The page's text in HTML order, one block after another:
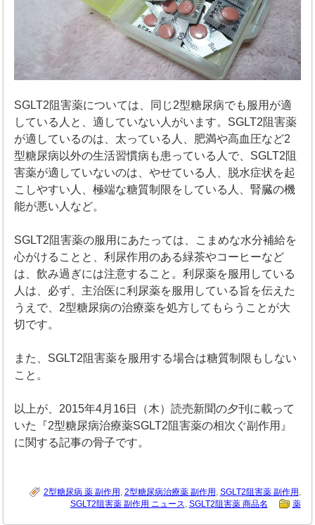
SGLT2阻害薬については、同じ2型糖尿病でも服用が適
している人と、適していない人がいます。SGLT2阻害薬
が適しているのは、太っている人、肥満や高血圧など2
型糖尿病以外の生活習慣病も患っている人で、SGLT2阻
害薬が適していないのは、やせている人、脱水症状を起
こしやすい人、極端な糖質制限をしている人、腎臓の機
能が悪い人など。
SGLT2阻害薬の服用にあたっては、こまめな水分補給を
心がけることと、利尿作用のある緑茶やコーヒーなど
は、飲み過ぎには注意すること。利尿薬を服用している
人は、必ず、主治医に利尿薬を服用している旨を伝えた
うえで、2型糖尿病の治療薬を処方してもらうことが大
切です。
また、SGLT2阻害薬を服用する場合は糖質制限もしない
こと。
以上が、2015年4月16日（木）読売新聞の夕刊に載って
いた『2型糖尿病治療薬SGLT2阻害薬の相次ぐ副作用』
に関する記事の骨子です。
2型糖尿病 薬 副作用 , 2型糖尿病治療薬 副作用 , SGLT2阻害薬 副作用 ,
SGLT2阻害薬 副作用 ニュース, SGLT2阻害薬 商品名 薬